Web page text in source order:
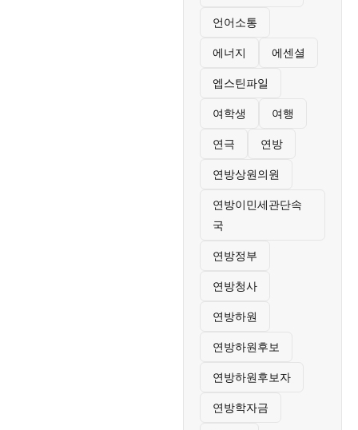
언어소통
에너지 에센셜
엡스틴파일
여학생 여행
연극 연방
연방상원의원
연방이민세관단속
국
연방정부
연방청사
연방하원
연방하원후보
연방하원후보자
연방학자금